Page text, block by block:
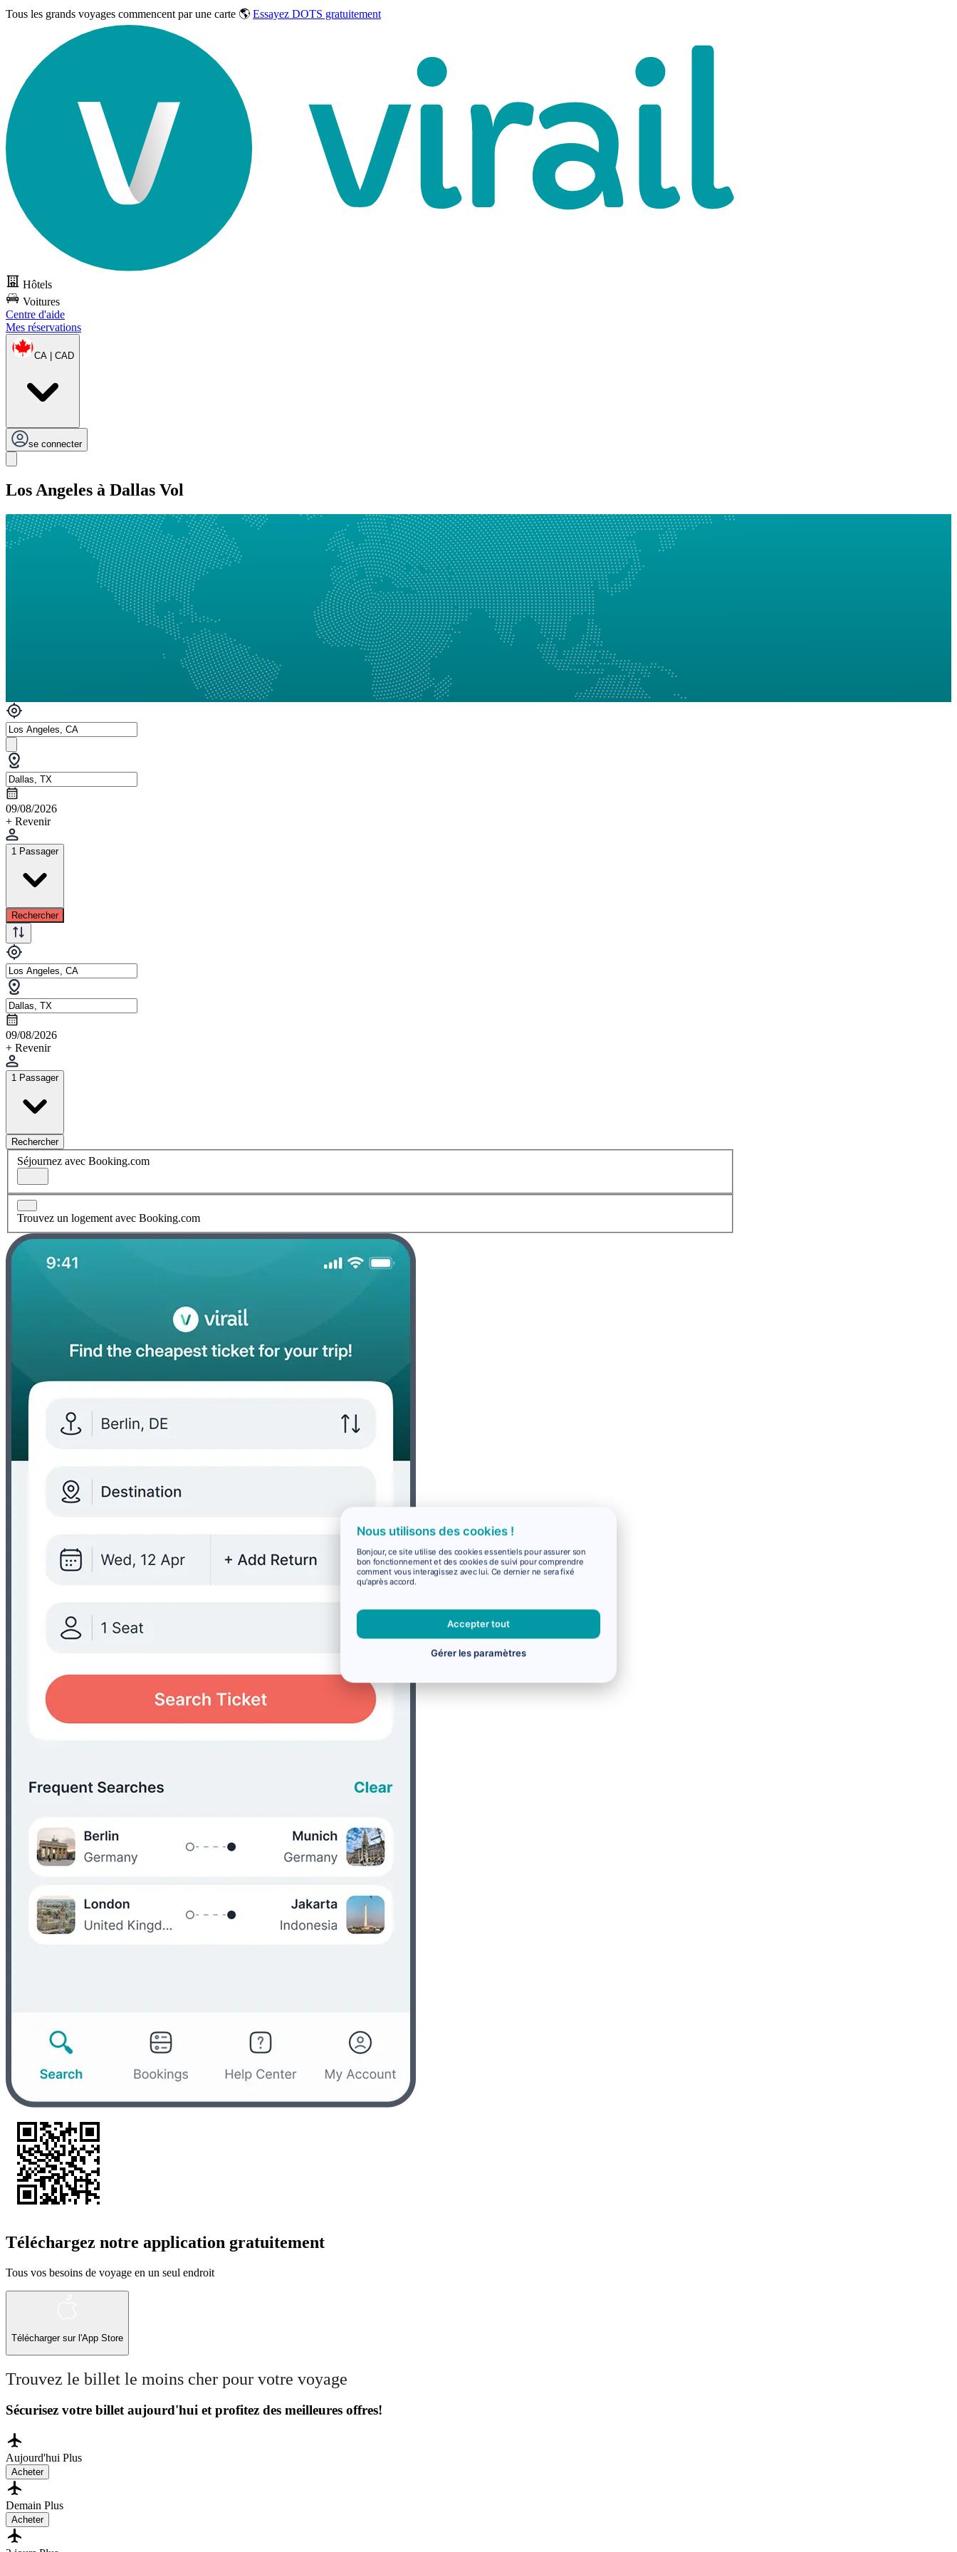
Tous les grands voyages commencent par une carte 🌎 Essayez DOTS gratuitement
Hôtels
Voitures
Centre d'aide
Mes réservations
CA | CAD
se connecter
Los Angeles à Dallas Vol
09/08/2026
+ Revenir
1 Passager
Rechercher
09/08/2026
+ Revenir
1 Passager
Rechercher
Séjournez avec Booking.com
Trouvez un logement avec Booking.com
Téléchargez notre application gratuitement
Tous vos besoins de voyage en un seul endroit
Télécharger sur l'App Store
Trouvez le billet le moins cher pour votre voyage
Sécurisez votre billet aujourd'hui et profitez des meilleures offres!
Aujourd'hui Plus
Acheter
Demain Plus
Acheter
Nous utilisons des cookies !
Bonjour, ce site utilise des cookies essentiels pour assurer son
bon fonctionnement et des cookies de suivi pour comprendre
comment vous interagissez avec lui. Ce dernier ne sera fixé
qu'après accord.
Accepter tout
Gérer les paramètres